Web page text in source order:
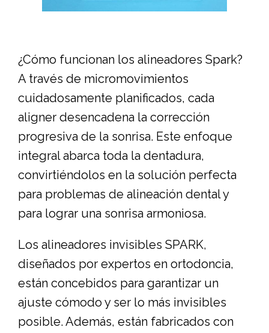
¿Cómo funcionan los alineadores Spark?
A través de micromovimientos
cuidadosamente planificados, cada
aligner desencadena la corrección
progresiva de la sonrisa. Este enfoque
integral abarca toda la dentadura,
convirtiéndolos en la solución perfecta
para problemas de alineación dental y
para lograr una sonrisa armoniosa.
Los alineadores invisibles SPARK,
diseñados por expertos en ortodoncia,
están concebidos para garantizar un
ajuste cómodo y ser lo más invisibles
posible. Además, están fabricados con